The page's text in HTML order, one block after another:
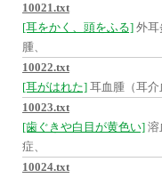
10021.txt
[耳をかく、頭をふる] 外耳
腫、
10022.txt
[耳がはれた] 耳血腫（耳介
10023.txt
[歯ぐきや白目が黄色い] 溶
症、
10024.txt